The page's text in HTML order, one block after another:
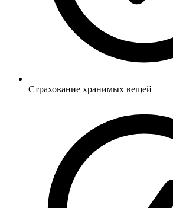
Страхование хранимых вещей